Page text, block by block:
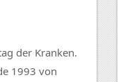
der Kranken.
1993 von